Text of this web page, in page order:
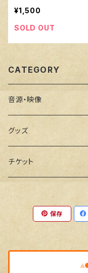
¥1,500
SOLD OUT
CATEGORY
音源・映像
CD
デモ音源
シングル
ミニアルバム
アルバム
DVD
グッズ
Tシャツ
半袖
七分袖
アウター
スタジアムジャケット
スウェット
トレーナー
タオル
チケット
保存